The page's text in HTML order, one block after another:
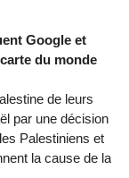
Google et
du monde
de leurs
par une décision
Palestiniens et
la cause de la